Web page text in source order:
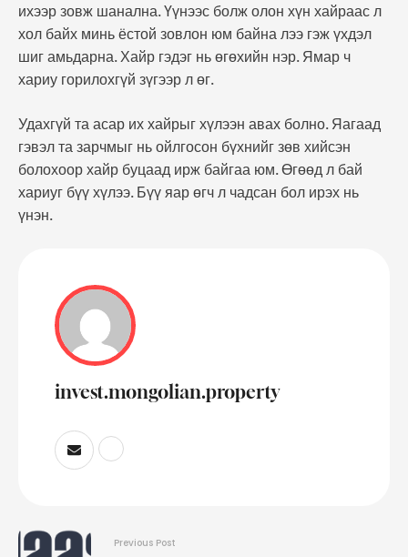
ихээр зовж шанална. Үүнээс болж олон хүн хайраас л
хол байх минь ёстой зовлон юм байналээ гэж үхдэл
шиг амьдарна. Хайр гэдэг нь өгөхийн нэр. Ямар ч
хариу горилохгүй зүгээр л өг.
Удахгүй та асар их хайрыг хүлээн авах болно. Яагаад
гэвэл та зарчмыг нь ойлгосон бүхнийг зөв хийсэн
болохоор хайр буцаад ирж байгаа юм. Өгөөд л бай
хариуг бүү хүлээ. Бүү яар өгч л чадсан бол ирэх нь
үнэн.
invest.mongolian.property
Previous Post